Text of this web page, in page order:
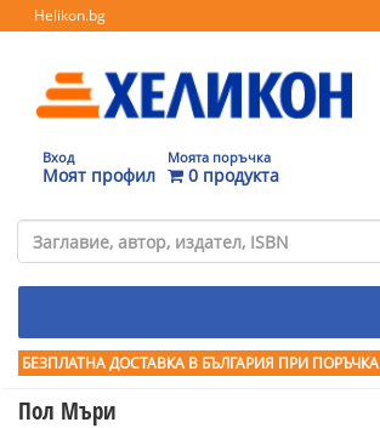
Helikon.bg
Вход
Моят профил
Моята поръчка
0 продукта
БЕЗПЛАТНА ДОСТАВКА В БЪЛГАРИЯ ПРИ ПОРЪЧКА
Пол Мъри